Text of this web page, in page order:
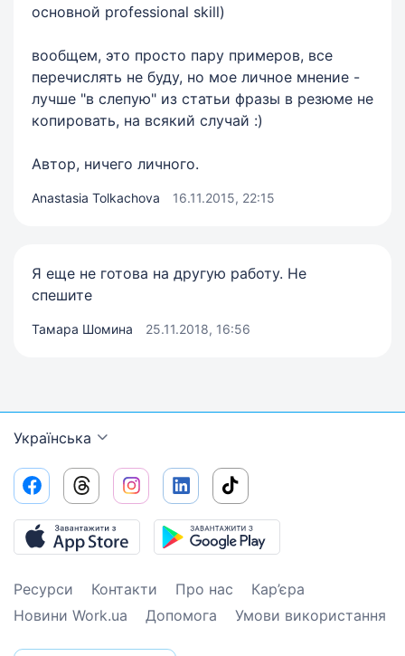
основной professional skill)
вообщем, это просто пару примеров, все
перечислять не буду, но мое личное мнение -
лучше "в слепую" из статьи фразы в резюме не
копировать, на всякий случай :)
Автор, ничего личного.
Anastasia Tolkachova 16.11.2015, 22:15
Я еще не готова на другую работу. Не
спешите
Тамара Шомина 25.11.2018, 16:56
Українська
Ресурси Контакти Про нас
Кар’єра
Новини Work.ua
Допомога Умови використання